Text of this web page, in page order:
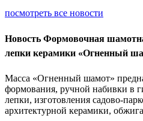
посмотреть все новости
Новость Формовочная
лепки керамики «Огненный
Масса «Огненный шамот»
формования, ручной набивки в
лепки, изготовления садово-
архитектурной керамики,